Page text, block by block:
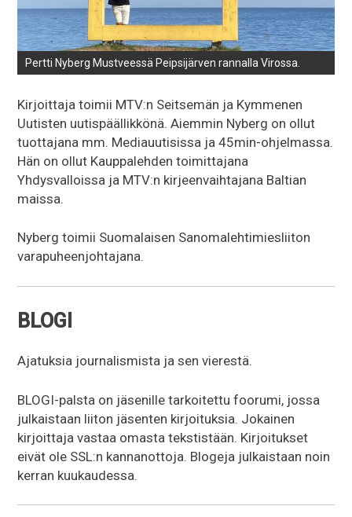
Pertti Nyberg Mustveessä Peipsijärven rannalla Virossa.
Kirjoittaja toimii MTV:n Seitsemän ja Kymmenen
Uutisten uutispäällikkönä. Aiemmin Nyberg on ollut
tuottajana mm. Mediauutisissa ja 45min-ohjelmassa.
Hän on ollut Kauppalehden toimittajana
Yhdysvalloissa ja MTV:n kirjeenvaihtajana Baltian
maissa.
Nyberg toimii Suomalaisen Sanomalehtimiesliiton
varapuheenjohtajana.
BLOGI
Ajatuksia journalismista ja sen vierestä.
BLOGI-palsta on jäsenille tarkoitettu foorumi, jossa
julkaistaan liiton jäsenten kirjoituksia. Jokainen
kirjoittaja vastaa omasta tekstistään. Kirjoitukset
eivät ole SSL:n kannanottoja. Blogeja julkaistaan noin
kerran kuukaudessa.